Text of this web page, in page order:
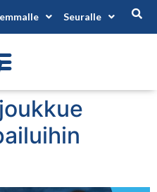
Seuralle